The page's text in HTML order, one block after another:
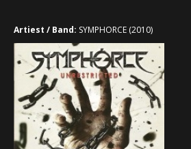
RECENSIES
INTERVIEWS
CONCERTEN
CONCERTFOTO'S
Artiest / Band: SYMPHORCE (2010)